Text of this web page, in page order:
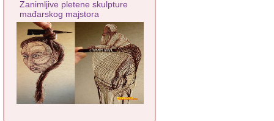
Zanimljive pletene skulpture
mađarskog majstora